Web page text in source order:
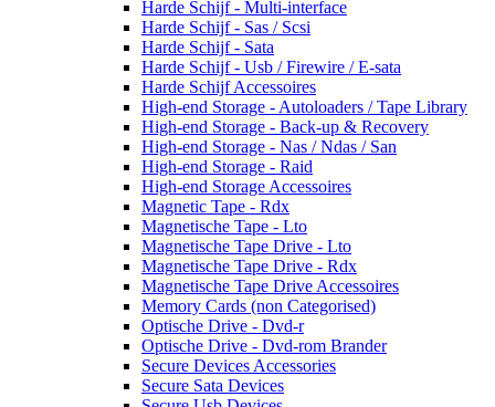
Harde Schijf - Multi-interface
Harde Schijf - Sas / Scsi
Harde Schijf - Sata
Harde Schijf - Usb / Firewire / E-sata
Harde Schijf Accessoires
High-end Storage - Autoloaders / Tape Library
High-end Storage - Back-up & Recovery
High-end Storage - Nas / Ndas / San
High-end Storage - Raid
High-end Storage Accessoires
Magnetic Tape - Rdx
Magnetische Tape - Lto
Magnetische Tape Drive - Lto
Magnetische Tape Drive - Rdx
Magnetische Tape Drive Accessoires
Memory Cards (non Categorised)
Optische Drive - Dvd-r
Optische Drive - Dvd-rom Brander
Secure Devices Accessories
Secure Sata Devices